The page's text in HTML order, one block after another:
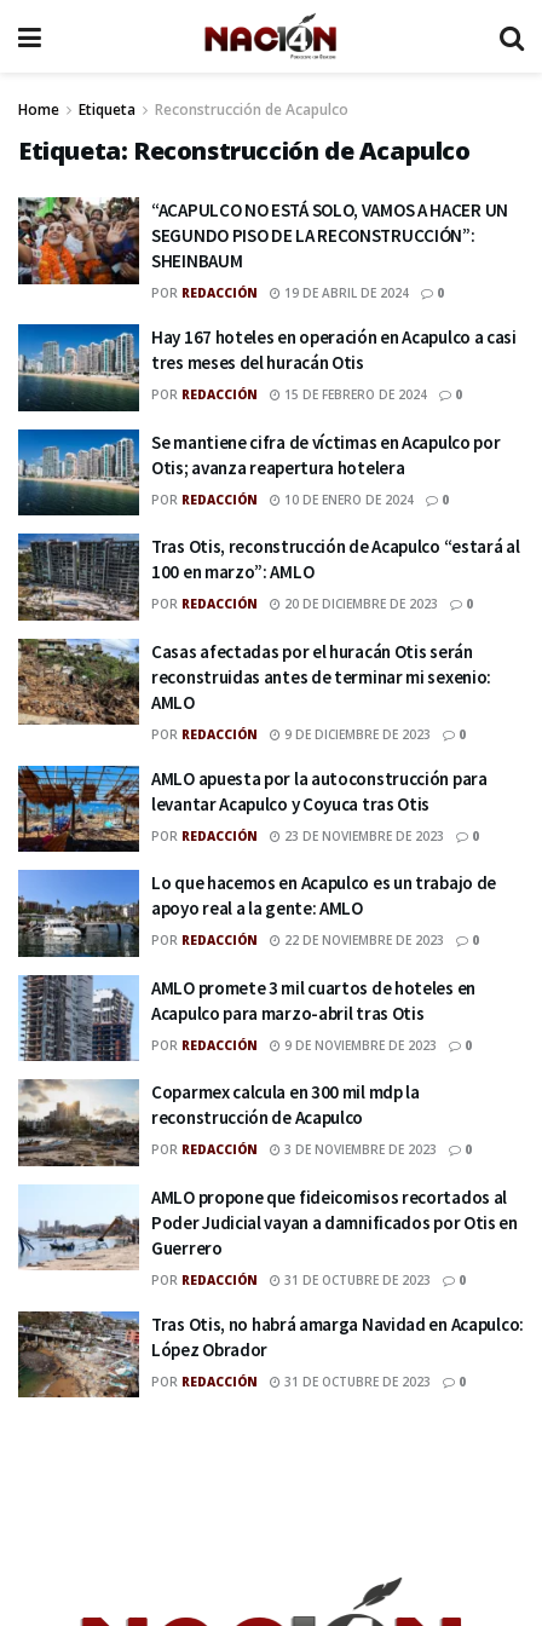
Home Etiqueta Reconstrucción de Acapulco
Etiqueta: Reconstrucción de Acapulco
“ACAPULCO NO ESTÁ SOLO, VAMOS A HACER UN
SEGUNDO PISO DE LA RECONSTRUCCIÓN”:
SHEINBAUM
POR REDACCIÓN 19 DE ABRIL DE 2024 0
Hay 167 hoteles en operación en Acapulco a casi
tres meses del huracán Otis
POR REDACCIÓN 15 DE FEBRERO DE 2024 0
Se mantiene cifra de víctimas en Acapulco por
Otis; avanza reapertura hotelera
POR REDACCIÓN 10 DE ENERO DE 2024 0
Tras Otis, reconstrucción de Acapulco “estará al
100 en marzo”: AMLO
POR REDACCIÓN 20 DE DICIEMBRE DE 2023 0
Casas afectadas por el huracán Otis serán
reconstruidas antes de terminar mi sexenio:
AMLO
POR REDACCIÓN 9 DE DICIEMBRE DE 2023 0
AMLO apuesta por la autoconstrucción para
levantar Acapulco y Coyuca tras Otis
POR REDACCIÓN 23 DE NOVIEMBRE DE 2023 0
Lo que hacemos en Acapulco es un trabajo de
apoyo real a la gente: AMLO
POR REDACCIÓN 22 DE NOVIEMBRE DE 2023 0
AMLO promete 3 mil cuartos de hoteles en
Acapulco para marzo-abril tras Otis
POR REDACCIÓN 9 DE NOVIEMBRE DE 2023 0
Coparmex calcula en 300 mil mdp la
reconstrucción de Acapulco
POR REDACCIÓN 3 DE NOVIEMBRE DE 2023 0
AMLO propone que fideicomisos recortados al
Poder Judicial vayan a damnificados por Otis en
Guerrero
POR REDACCIÓN 31 DE OCTUBRE DE 2023 0
Tras Otis, no habrá amarga Navidad en Acapulco:
López Obrador
POR REDACCIÓN 31 DE OCTUBRE DE 2023 0